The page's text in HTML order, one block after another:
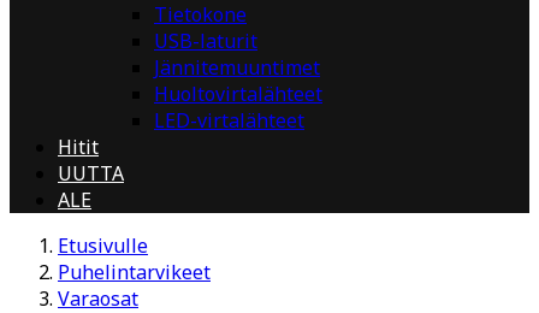
Tietokone
USB-laturit
Jännitemuuntimet
Huoltovirtalähteet
LED-virtalähteet
Hitit
UUTTA
ALE
Etusivulle
Puhelintarvikeet
Varaosat